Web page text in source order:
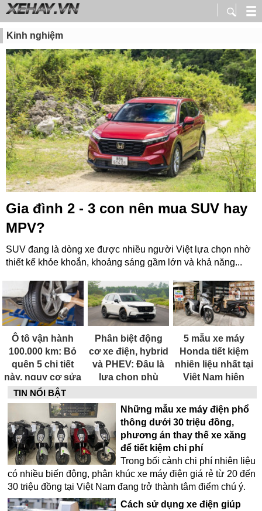
Kinh nghiệm
Gia đình 2 - 3 con nên mua SUV hay
MPV?
SUV đang là dòng xe được nhiều người Việt lựa chọn nhờ
thiết kế khỏe khoắn, khoảng sáng gầm lớn và khả năng...
Ô tô vận hành
100.000 km: Bỏ
quên 5 chi tiết
này, nguy cơ sửa
chữa rất tốn kém
Phân biệt động
cơ xe điện, hybrid
và PHEV: Đâu là
lựa chọn phù
Nam hiện nay?
5 mẫu xe máy
Honda tiết kiệm
nhiên liệu nhất tại
Việt Nam hiện
TIN NỔI BẬT
Những mẫu xe máy điện phổ
thông dưới 30 triệu đồng,
phương án thay thế xe xăng
để tiết kiệm chi phí
Trong bối cảnh chi phí nhiên liệu
có nhiều biến động, phân khúc xe máy điện giá rẻ từ 20 đến
30 triệu đồng tại Việt Nam đang trở thành tâm điểm chú ý.
Cách sử dụng xe điện giúp